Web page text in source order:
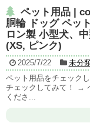
ペット用品 |
胴輪 ドッグ ペッ
ロン製 小型犬、
(XS, ピンク)
2025/7/22
未分
ペット用品をチェック
チェックしてみて！ →
くださ...